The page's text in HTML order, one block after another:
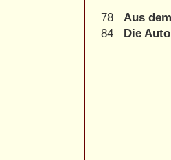
78 Aus
84
Die